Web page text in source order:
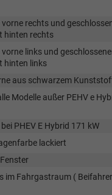
rechts und
hinten rechts
links und
hinten links
aus schwarzem
Modelle außer PEHV e
PHEV E Hybrid 171 kW
lackiert
im Fahrgastraum (